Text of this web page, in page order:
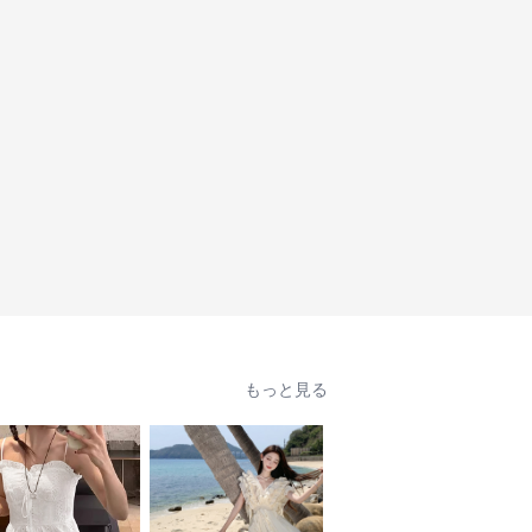
もっと見る